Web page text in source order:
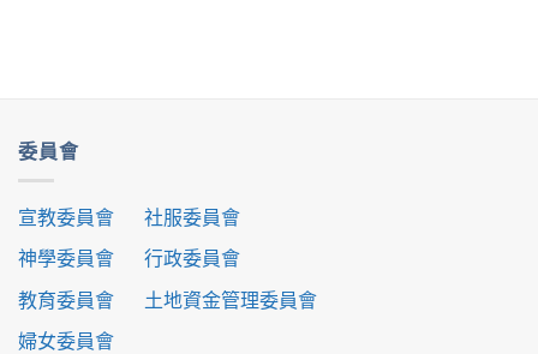
委員會
宣教委員會
神學委員會
教育委員會
婦女委員會
社服委員會
行政委員會
土地資金管理委員會